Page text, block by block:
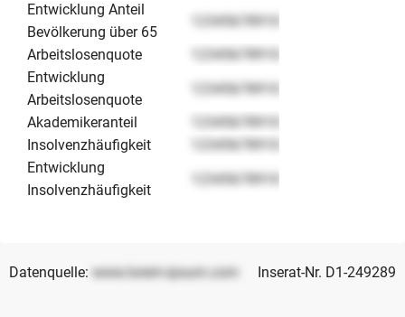
Entwicklung Anteil
Bevölkerung über 65
12345678910
Arbeitslosenquote
12345678910
Entwicklung
Arbeitslosenquote
12345678910
Akademikeranteil
12345678910
Insolvenzhäufigkeit
12345678910
Entwicklung
Insolvenzhäufigkeit
12345678910
Datenquelle: www.lorem-ipsum.com Inserat-Nr. D1-249289